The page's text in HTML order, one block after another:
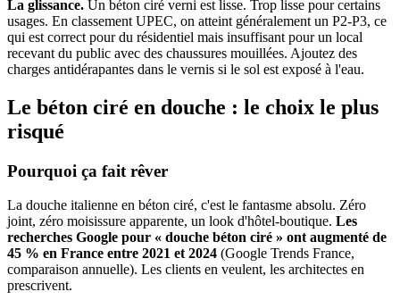
La glissance. Un béton ciré verni est lisse. Trop lisse pour certains
usages. En classement UPEC, on atteint généralement un P2-P3, ce
qui est correct pour du résidentiel mais insuffisant pour un local
recevant du public avec des chaussures mouillées. Ajoutez des
charges antidérapantes dans le vernis si le sol est exposé à l'eau.
Le béton ciré en douche : le choix le plus
risqué
Pourquoi ça fait rêver
La douche italienne en béton ciré, c'est le fantasme absolu. Zéro
joint, zéro moisissure apparente, un look d'hôtel-boutique. Les
recherches Google pour « douche béton ciré » ont augmenté de
45 % en France entre 2021 et 2024 (Google Trends France,
comparaison annuelle). Les clients en veulent, les architectes en
prescrivent.